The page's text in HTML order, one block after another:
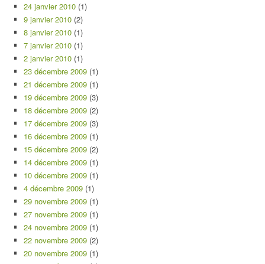
24 janvier 2010 (1)
9 janvier 2010 (2)
8 janvier 2010 (1)
7 janvier 2010 (1)
2 janvier 2010 (1)
23 décembre 2009 (1)
21 décembre 2009 (1)
19 décembre 2009 (3)
18 décembre 2009 (2)
17 décembre 2009 (3)
16 décembre 2009 (1)
15 décembre 2009 (2)
14 décembre 2009 (1)
10 décembre 2009 (1)
4 décembre 2009 (1)
29 novembre 2009 (1)
27 novembre 2009 (1)
24 novembre 2009 (1)
22 novembre 2009 (2)
20 novembre 2009 (1)